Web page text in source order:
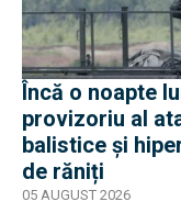
Încă o noapte
provizoriu al
balistice și
de răniți
05 AUGUST 2026